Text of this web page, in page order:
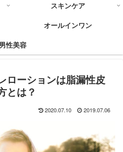
スキンケア
オールインワン
男性美容
ローションは脂漏性皮
とは？
2020.07.10 2019.07.06